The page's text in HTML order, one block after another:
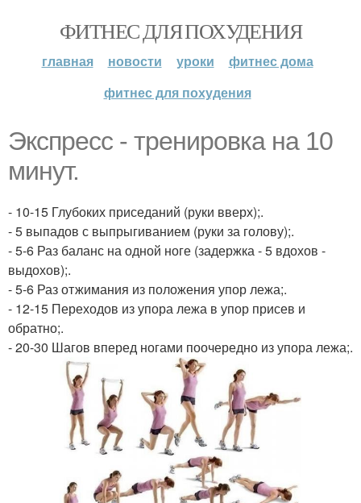
ФИТНЕС ДЛЯ ПОХУДЕНИЯ
главная новости уроки
фитнес дома
фитнес для похудения
Экспресс - тренировка на 10
минут.
- 10-15 Глубоких приседаний (руки вверх);.
- 5 выпадов с выпрыгиванием (руки за голову);.
- 5-6 Раз баланс на одной ноге (задержка - 5 вдохов -
выдохов);.
- 5-6 Раз отжимания из положения упор лежа;.
- 12-15 Переходов из упора лежа в упор присев и
обратно;.
- 20-30 Шагов вперед ногами поочередно из упора лежа;.